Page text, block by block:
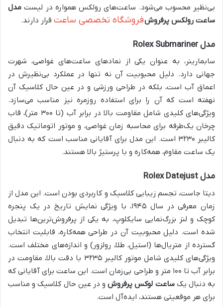
بی‌نظیر محسوب می‌شود. ساعت‌های رولکس همواره در لیست مدل
ساعت رولکس پرفروشفروشگاه تخصصی ساعت قرار دارند.
مدل Rolex Submariner
سابمارینر، به عنوان یکی از نمادهای ساعت‌های غواصی، شهرت
جهانی دارد. دلیل محبوبیت آن نه تنها در عملکرد بی‌نظیرش در
اعماق آب است، بلکه در طراحی ورزشی و در عین حال کلاسیک آن
نهفته است که آن را برای استفاده روزمره نیز مناسب می‌سازد.
ویژگی‌های کلیدی شامل مقاومت بالا در برابر آب (تا ۳۰۰ متر)، قاب
چرخان یک‌طرفه برای محاسبه زمان غواصی، و موتور اتوماتیک دقیق
کالیبر ۳۲۳۰ است. این مدل برای آقایانی مناسب است که به دنبال
یک ساعت مقاوم، همه‌کاره و با پرستیژ بالا هستند.
مدل Rolex Datejust
دیتا جاست، تجسم زیبایی کلاسیک و کاربردی بودن است. این مدل از
زمان معرفی در سال ۱۹۴۵، با ویژگی نمایش تاریخ در یک پنجره
کوچک و لنز بزرگ‌نمایی سایکلوپ، به یکی از پرفروش‌ترین‌ها تبدیل
شده است. دلیل محبوبیت آن در طراحی همه‌کاره، قابلیت انتخاب
گسترده از متریال‌ها (استیل، طلا، رولزور) و اندازه‌های مختلف است.
ویژگی‌های کلیدی شامل موتور کالیبر ۳۲۳۵ با دقت بالا، مقاومت در
برابر آب تا ۱۰۰ متر و طراحی بی‌زمان است. این ساعت برای آقایانی که
به دنبال یکساعت لوکس پرفروشو در عین حال کلاسیک و مناسب
برای هر موقعیتی هستند، ایده‌آل است.